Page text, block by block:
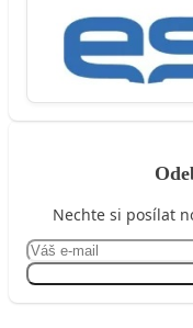
Nechte si posílat